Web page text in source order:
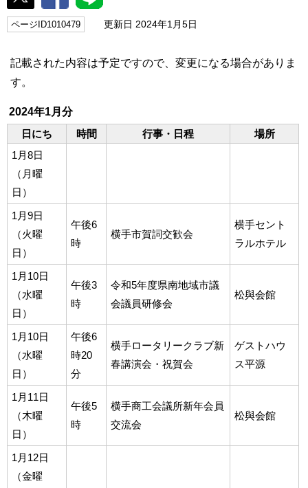
ページID1010479 更新日 2024年1月5日
記載された内容は予定ですので、変更になる場合がありま
す。
2024年1月分
日にち
時間 行事・日程
場所
1月8日
（月曜
日）
1月9日
（火曜
日）
午後6
時
横手市賀詞交歓会
横手セント
ラルホテル
1月10日
（水曜
日）
午後3
時
令和5年度県南地域市議
会議員研修会
松與会館
1月10日
（水曜
日）
午後6
時20
分
横手ロータリークラブ新
春講演会・祝賀会
ゲストハウ
ス平源
1月11日
（木曜
日）
午後5
時
横手商工会議所新年会員
交流会
松與会館
1月12日
（金曜